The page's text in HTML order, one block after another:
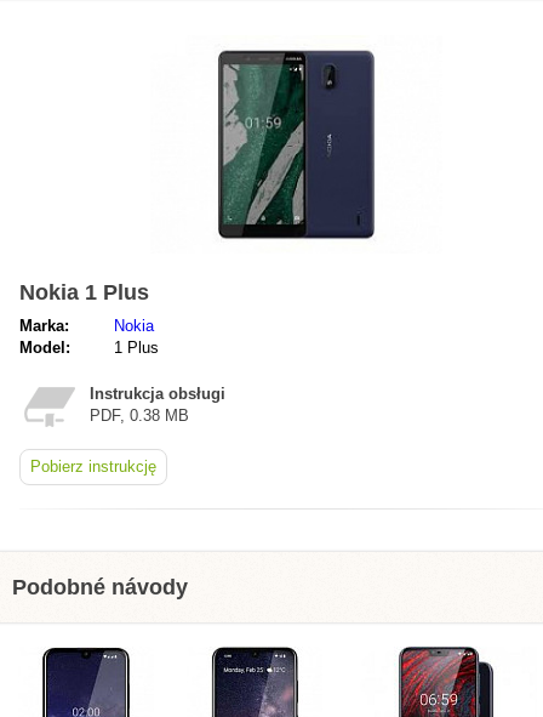
Nokia 1 Plus
Marka:
Nokia
Model:
1 Plus
Instrukcja obsługi
PDF, 0.38 MB
Pobierz instrukcję
Podobné návody